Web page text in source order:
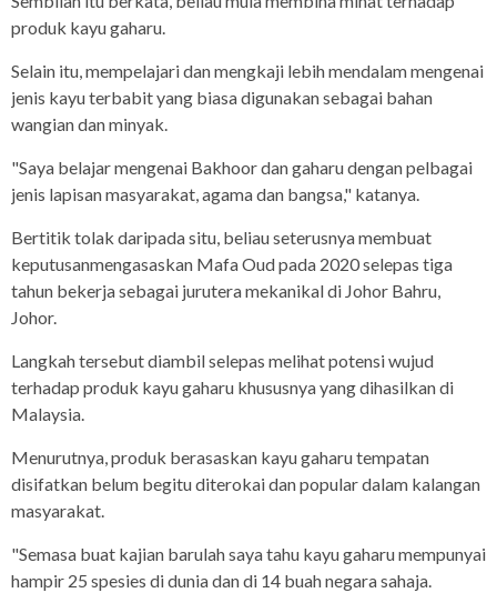
produk kayu gaharu.
Selain itu, mempelajari dan mengkaji lebih mendalam mengenai
jenis kayu terbabit yang biasa digunakan sebagai bahan
wangian dan minyak.
"Saya belajar mengenai Bakhoor dan gaharu dengan pelbagai
jenis lapisan masyarakat, agama dan bangsa," katanya.
Bertitik tolak daripada situ, beliau seterusnya membuat
keputusanmengasaskan Mafa Oud pada 2020 selepas tiga
tahun bekerja sebagai jurutera mekanikal di Johor Bahru,
Johor.
Langkah tersebut diambil selepas melihat potensi wujud
terhadap produk kayu gaharu khususnya yang dihasilkan di
Malaysia.
Menurutnya, produk berasaskan kayu gaharu tempatan
disifatkan belum begitu diterokai dan popular dalam kalangan
masyarakat.
"Semasa buat kajian barulah saya tahu kayu gaharu mempunyai
hampir 25 spesies di dunia dan di 14 buah negara sahaja.